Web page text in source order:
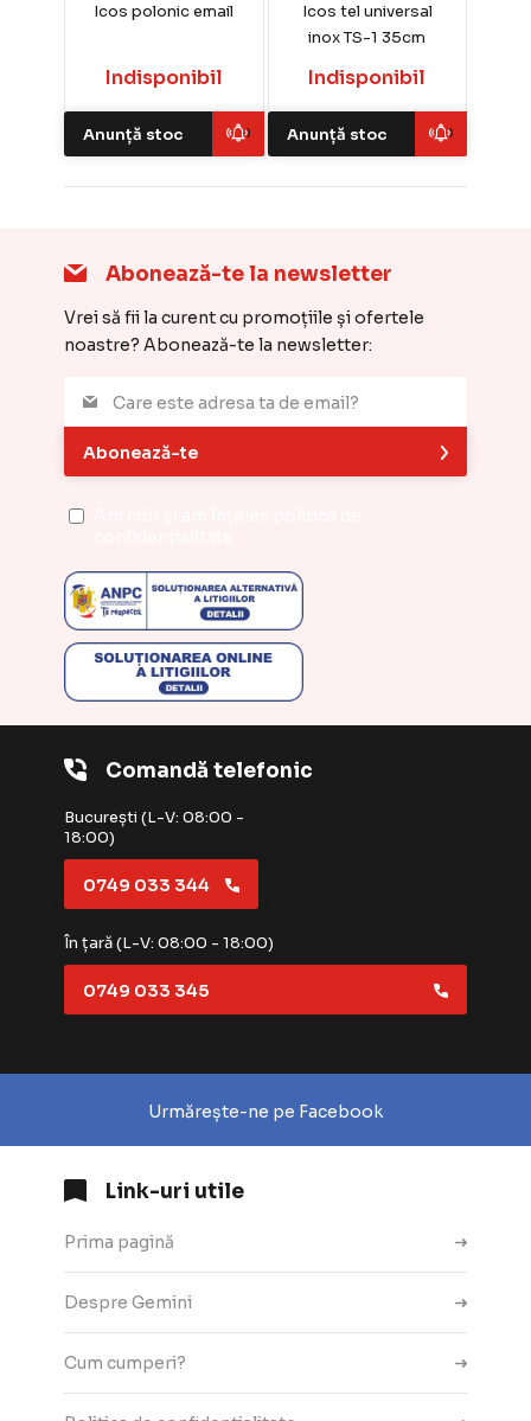
Icos polonic email
Indisponibil
Anunță stoc
Icos tel universal
inox TS-1 35cm
Indisponibil
Anunță stoc
Comandă telefonic
București (L-V: 08:00 -
18:00)
0749 033 344
În țară (L-V: 08:00 - 18:00)
0749 033 345
Urmărește-ne pe Facebook
Link-uri utile
Prima pagină
Despre Gemini
Cum cumperi?
Abonează-te la newsletter
Vrei să fii la curent cu promoțiile și ofertele
noastre? Abonează-te la newsletter:
Abonează-te